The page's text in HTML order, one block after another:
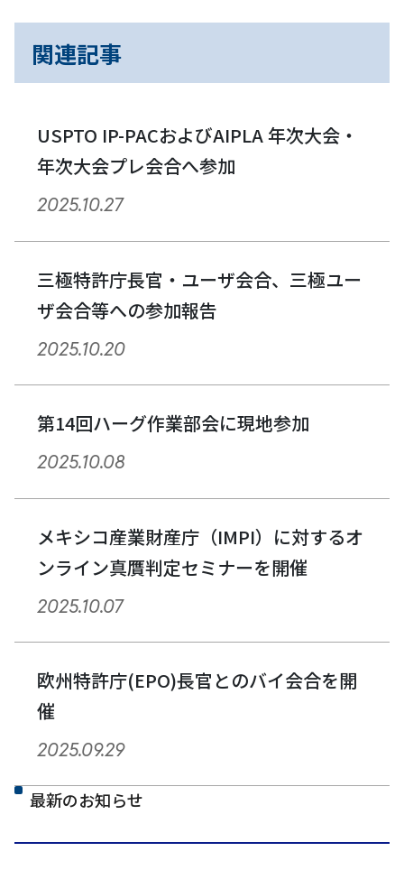
ゲ
関連記事
USPTO IP-PACおよびAIPLA 年次大会・
年次大会プレ会合へ参加
2025.10.27
三極特許庁長官・ユーザ会合、三極ユー
ザ会合等への参加報告
2025.10.20
第14回ハーグ作業部会に現地参加
2025.10.08
メキシコ産業財産庁（IMPI）に対するオ
ンライン真贋判定セミナーを開催
2025.10.07
欧州特許庁(EPO)長官とのバイ会合を開
催
2025.09.29
最新のお知らせ